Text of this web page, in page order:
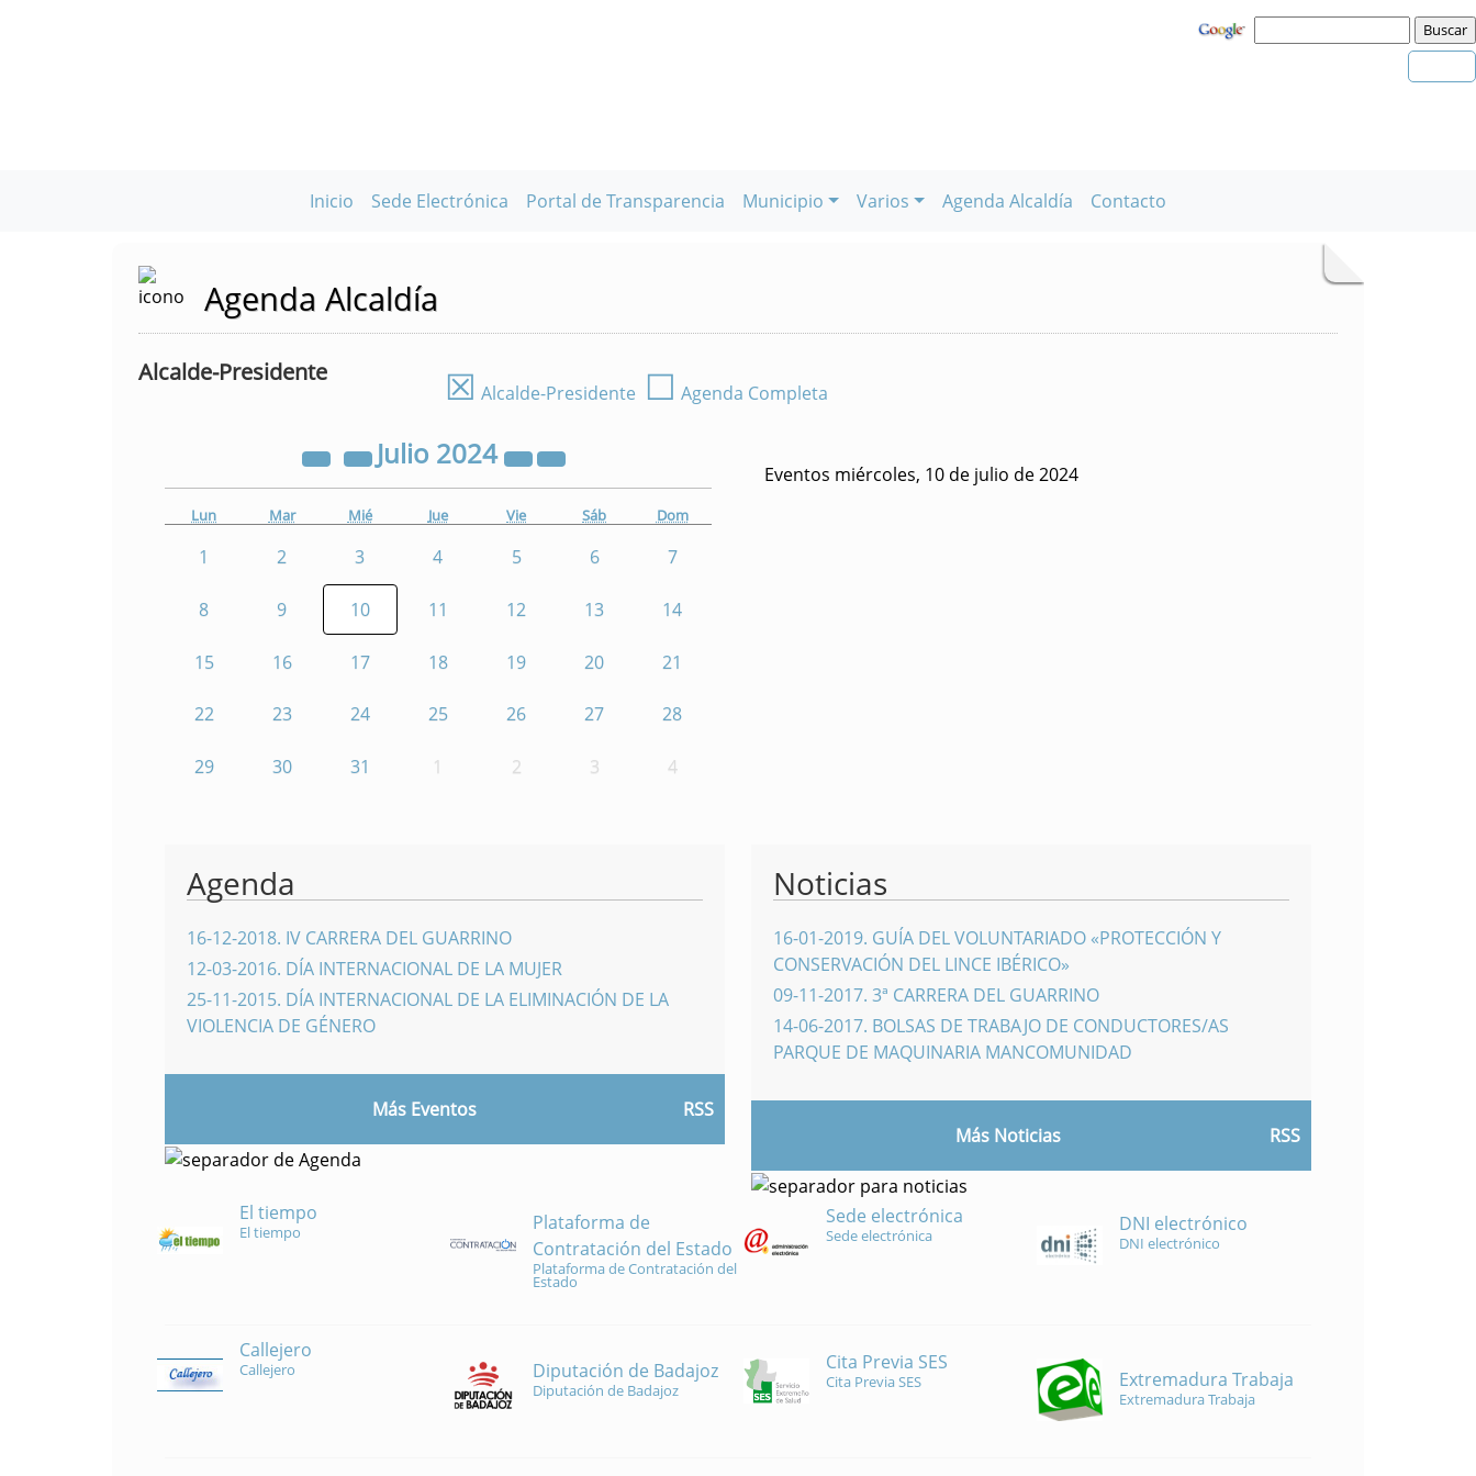
Inicio Sede Electrónica Portal de Transparencia Municipio Varios Agenda Alcaldía Contacto
Agenda Alcaldía
Alcalde-Presidente ☒ Alcalde-Presidente ☐ Agenda Completa
Julio 2024
Lun Mar Mié Jue Vie Sáb Dom
1 2 3 4 5 6 7
8 9 10 11 12 13 14
15 16 17 18 19 20 21
22 23 24 25 26 27 28
29 30 31 1 2 3 4
Eventos miércoles, 10 de julio de 2024
Agenda
16-12-2018. IV CARRERA DEL GUARRINO
12-03-2016. DÍA INTERNACIONAL DE LA MUJER
25-11-2015. DÍA INTERNACIONAL DE LA ELIMINACIÓN DE LA
VIOLENCIA DE GÉNERO
Más Eventos RSS
Noticias
16-01-2019. GUÍA DEL VOLUNTARIADO «PROTECCIÓN Y
CONSERVACIÓN DEL LINCE IBÉRICO»
09-11-2017. 3ª CARRERA DEL GUARRINO
14-06-2017. BOLSAS DE TRABAJO DE CONDUCTORES/AS
PARQUE DE MAQUINARIA MANCOMUNIDAD
Más Noticias RSS
El tiempo
El tiempo
Plataforma de
Contratación del Estado
Plataforma de Contratación del
Estado
Sede electrónica
Sede electrónica DNI electrónico
DNI electrónico
Callejero
Callejero Diputación de Badajoz
Diputación de Badajoz
Cita Previa SES
Cita Previa SES Extremadura Trabaja
Extremadura Trabaja